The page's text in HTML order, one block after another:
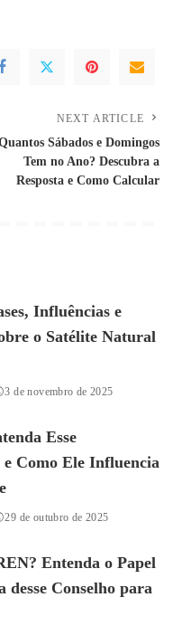
NEXT ARTICLE
Sábados e Domingos
Tem no Ano? Descubra a
Resposta e Como Calcular
Influências e
o Satélite Natural
3 de novembro de 2025
Esse
e Como Ele Influencia
29 de outubro de 2025
Entenda o Papel
desse Conselho para